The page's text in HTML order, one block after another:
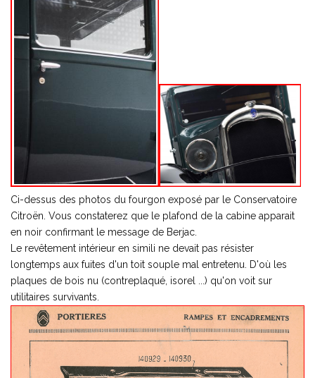
Ci-dessus des photos du fourgon exposé par le Conservatoire
Citroën. Vous constaterez que le plafond de la cabine apparait
en noir confirmant le message de Berjac.
Le revêtement intérieur en simili ne devait pas résister
longtemps aux fuites d'un toit souple mal entretenu. D'où les
plaques de bois nu (contreplaqué, isorel ...) qu'on voit sur
utilitaires survivants.